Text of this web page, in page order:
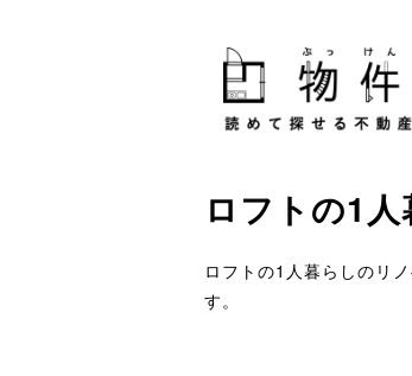
ロフトの1人
ロフトの1人暮らしのリ
す。